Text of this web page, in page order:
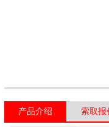
产品介绍 索取报